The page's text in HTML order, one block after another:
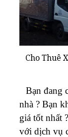
Cho Thuê
Bạn đang
nhà ? Bạn
giá tốt nhất
với dịch vụ